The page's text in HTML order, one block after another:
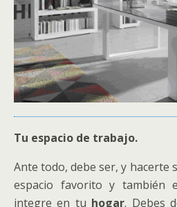
Tu espacio de trabajo.
Ante todo, debe ser, y hacerte
espacio favorito y también
integre en tu hogar. Debes